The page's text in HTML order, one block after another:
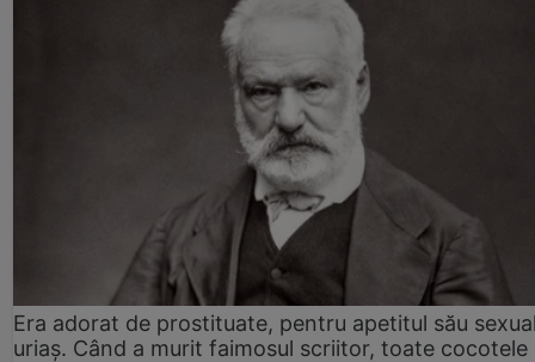
Era adorat de prostituate, pentru apetitul său
uriaș. Când a murit faimosul scriitor, toate cocotele